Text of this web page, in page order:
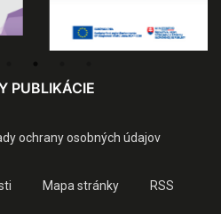
PUBLIKÁCIE
ochrany osobných údajov
Mapa stránky RSS